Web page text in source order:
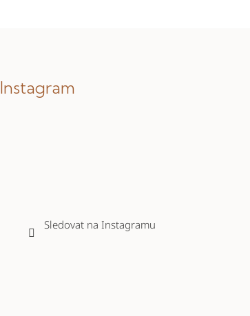
Instagram
Sledovat na Instagramu